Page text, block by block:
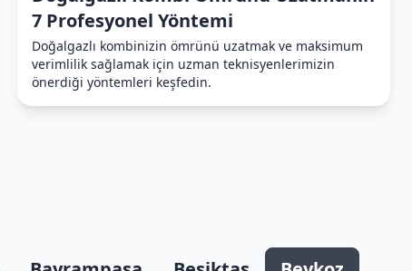
7 Profesyonel Yöntemi
Doğalgazlı kombinizin ömrünü uzatmak ve maksimum
verimlilik sağlamak için uzman teknisyenlerimizin
önerdiği yöntemleri keşfedin.